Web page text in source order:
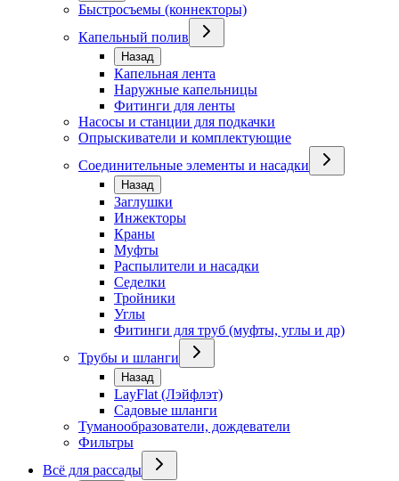
Быстросъемы (коннекторы)
Капельный полив
Назад
Капельная лента
Наружные капельницы
Фитинги для ленты
Насосы и станции для подкачки
Опрыскиватели и комплектующие
Соединительные элементы и насадки
Назад
Заглушки
Инжекторы
Краны
Муфты
Распылители и насадки
Седелки
Тройники
Углы
Фитинги для труб (муфты, углы и др)
Трубы и шланги
Назад
LayFlat (Лэйфлэт)
Садовые шланги
Туманообразователи, дождеватели
Фильтры
Всё для рассады